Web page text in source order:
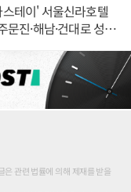
테이' 서울신라호텔
문진·해남·건대로 성
은 관련 법률에 의해 제재를 받을